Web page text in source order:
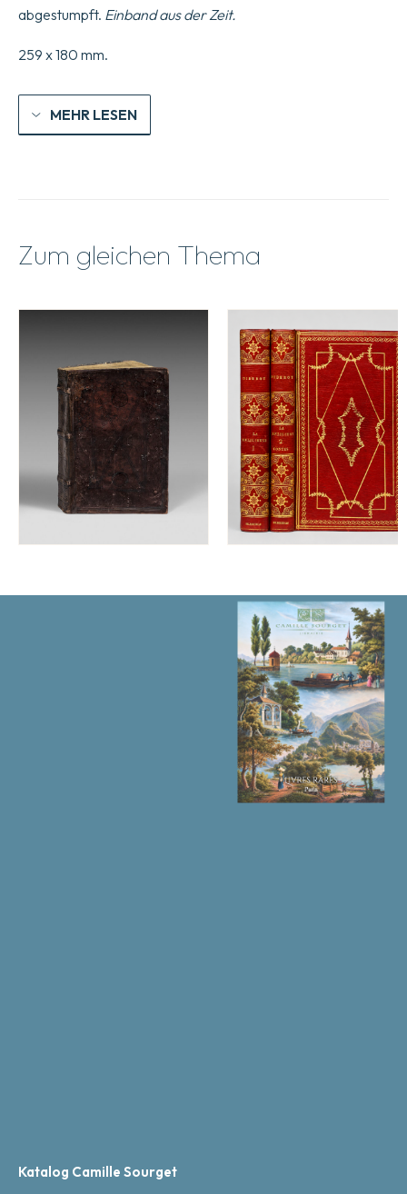
abgestumpft. Einband aus der Zeit.
259 x 180 mm.
MEHR LESEN
Zum gleichen Thema
Katalog Camille Sourget